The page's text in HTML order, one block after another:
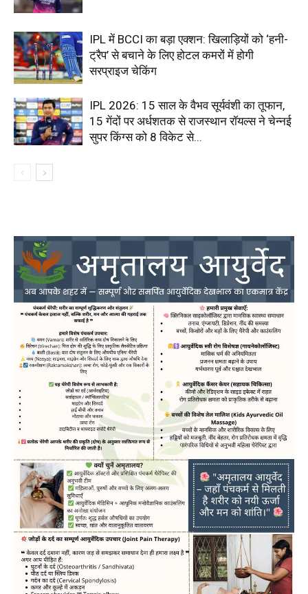
IPL में BCCI का बड़ा एक्शन: खिलाड़ियों को ‘हनी-
ट्रैप’ से बचाने के लिए होटल कमरों में होगी
सरप्राइज चेकिंग
IPL 2026: 15 साल के वैभव सूर्यवंशी का तूफान,
15 गेंदों पर अर्धशतक से राजस्थान रॉयल्स ने चेन्नई
सुपर किंग्स को 8 विकेट से...